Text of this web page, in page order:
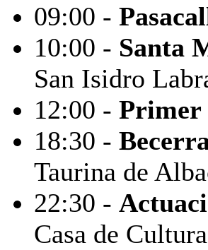
09:00 -
10:00 - Santa
San Isidro
12:00 - Primer
18:30 -
Taurina de
22:30 -
Casa de